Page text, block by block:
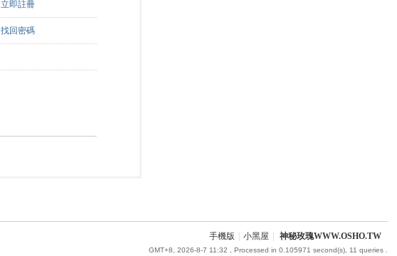
立即註冊
找回密碼
手機版 小黑屋 神秘玫瑰WWW.OSHO.TW
GMT+8, 2026-8-7 11:32 , Processed in 0.105971 second(s), 11 queries .